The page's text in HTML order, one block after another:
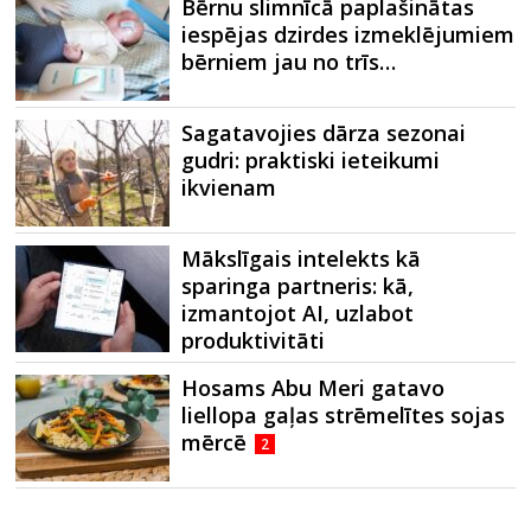
Bērnu slimnīcā paplašinātas
iespējas dzirdes izmeklējumiem
bērniem jau no trīs…
Sagatavojies dārza sezonai
gudri: praktiski ieteikumi
ikvienam
Mākslīgais intelekts kā
sparinga partneris: kā,
izmantojot AI, uzlabot
produktivitāti
Hosams Abu Meri gatavo
liellopa gaļas strēmelītes sojas
mērcē
2